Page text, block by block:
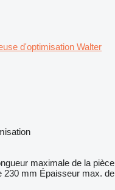
d'optimisation Walter
maximale de la pièce
230 mm Épaisseur max. de